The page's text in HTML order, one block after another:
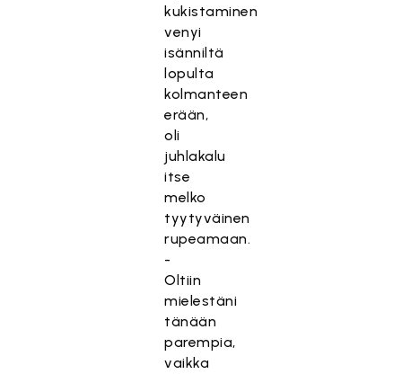
kukistaminen
venyi
isänniltä
lopulta
kolmanteen
erään,
oli
juhlakalu
itse
melko
tyytyväinen
rupeamaan.
-
Oltiin
mielestäni
tänään
parempia,
vaikka